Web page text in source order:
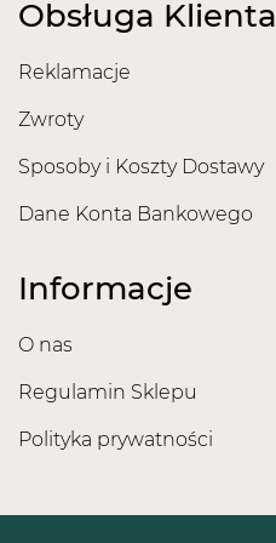
Obsługa Klienta
Reklamacje
Zwroty
Sposoby i Koszty Dostawy
Dane Konta Bankowego
Informacje
O nas
Regulamin Sklepu
Polityka prywatności